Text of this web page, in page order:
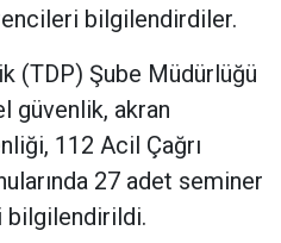
bilgilendirdiler.
(TDP) Şube Müdürlüğü
güvenlik, akran
112 Acil Çağrı
27 adet seminer
bilgilendirildi.